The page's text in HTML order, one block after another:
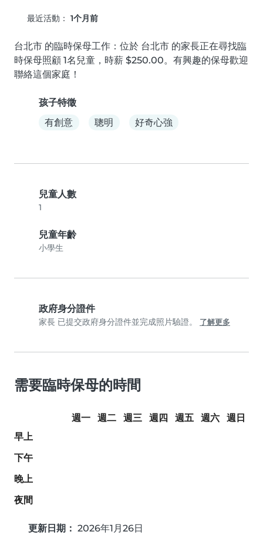
最近活動： 1个月前
台北市 的臨時保母工作：位於 台北市 的家長正在尋找臨
時保母照顧 1名兒童，時薪 $250.00。有興趣的保母歡迎
聯絡這個家庭！
孩子特徵
有創意
聰明 好奇心強
兒童人數
1
兒童年齡
小學生
政府身分證件
家長 已提交政府身分證件並完成照片驗證。 了解更多
需要臨時保母的時間
週一 週二 週三 週四 週五 週六
週日
早上
下午
晚上
夜間
更新日期： 2026年1月26日